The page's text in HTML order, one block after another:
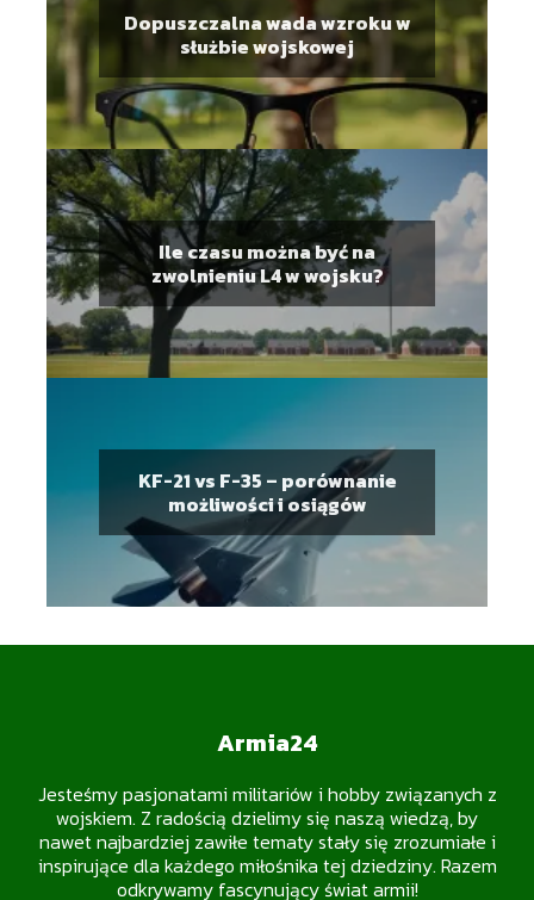
Dopuszczalna wada wzroku w
służbie wojskowej
Ile czasu można być na
zwolnieniu L4 w wojsku?
KF-21 vs F-35 – porównanie
możliwości i osiągów
Armia24
Jesteśmy pasjonatami militariów i hobby związanych z
wojskiem. Z radością dzielimy się naszą wiedzą, by
nawet najbardziej zawiłe tematy stały się zrozumiałe i
inspirujące dla każdego miłośnika tej dziedziny. Razem
odkrywamy fascynujący świat armii!